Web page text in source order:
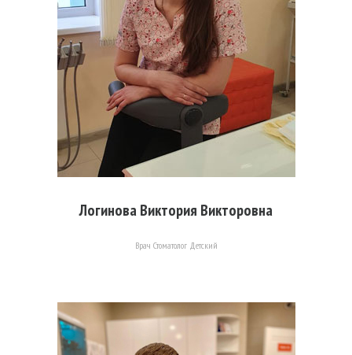
Логинова Виктория Викторовна
Врач Стоматолог Детский